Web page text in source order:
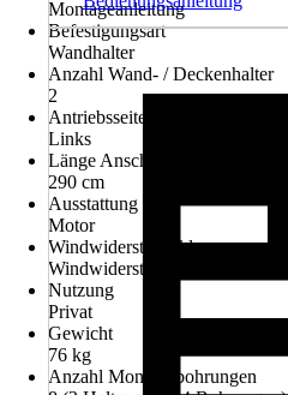
Montageanleitung
Befestigungsart
Wandhalter
Anzahl Wand- / Deckenhalter
2
Antriebsseite
Links
Länge Anschlusskabel
290 cm
Ausstattung
Motor
Windwiderstandsklasse
Windwiderstandsklasse 2
Nutzung
Privat
Gewicht
76 kg
Anzahl Montagebohrungen